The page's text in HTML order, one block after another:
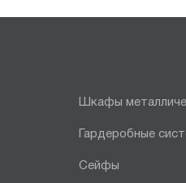
Шкафы
Гардеробные
Сейфы